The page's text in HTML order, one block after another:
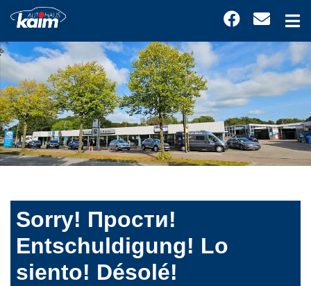
Sorry! Прости!
Entschuldigung! Lo
siento! Désolé!